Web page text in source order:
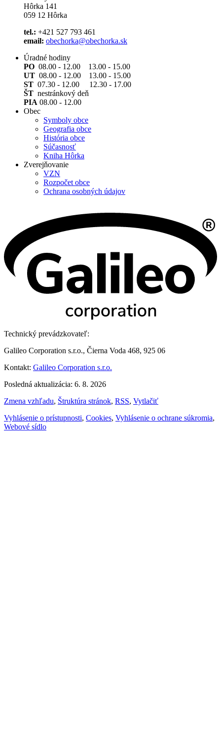
Hôrka 141
059 12 Hôrka
tel.: +421 527 793 461
email: obechorka@obechorka.sk
Úradné hodiny
PO 08.00 - 12.00 13.00 - 15.00
UT 08.00 - 12.00 13.00 - 15.00
ST 07.30 - 12.00 12.30 - 17.00
ŠT nestránkový deň
PIA 08.00 - 12.00
Obec
Symboly obce
Geografia obce
História obce
Súčasnosť
Kniha Hôrka
Zverejňovanie
VZN
Rozpočet obce
Ochrana osobných údajov
Technický prevádzkovateľ:
Galileo Corporation s.r.o., Čierna Voda 468, 925 06
Kontakt: Galileo Corporation s.r.o.
Posledná aktualizácia: 6. 8. 2026
Zmena vzhľadu, Štruktúra stránok, RSS, Vytlačiť
Vyhlásenie o prístupnosti, Cookies, Vyhlásenie o ochrane súkromia,
Webové sídlo